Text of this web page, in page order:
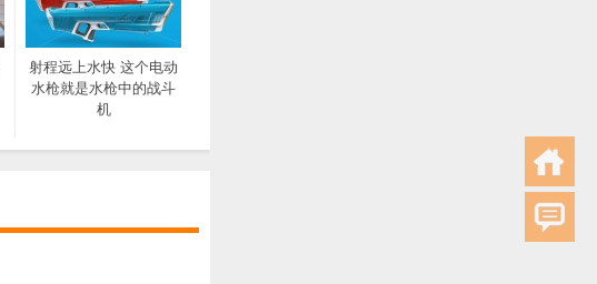
射程远上水快 这个电动
水枪就是水枪中的战斗
机